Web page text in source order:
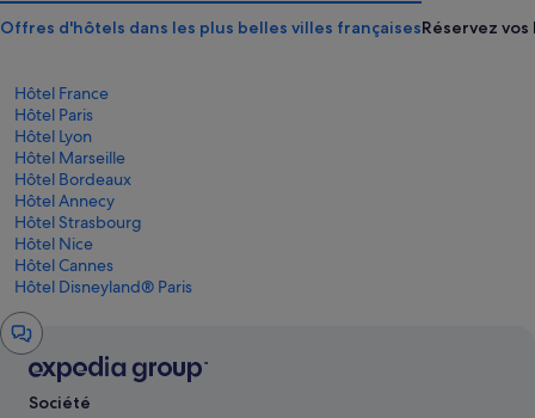
Offres d'hôtels dans les plus belles villes françaisesRéservez
Hôtel France
Hôtel Paris
Hôtel Lyon
Hôtel Marseille
Hôtel Bordeaux
Hôtel Annecy
Hôtel Strasbourg
Hôtel Nice
Hôtel Cannes
Hôtel Disneyland® Paris
Fenêtre
de
chat
Société